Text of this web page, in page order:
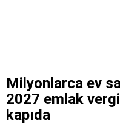
Milyonlarca ev
2027 emlak
kapıda